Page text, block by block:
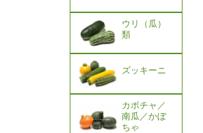
ウリ（瓜）
類
ズッキーニ
カボチャ／
南瓜／かぼ
ちゃ